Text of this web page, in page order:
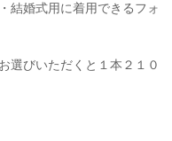
結婚式用に着用できるフォ
選びいただくと１本２１０